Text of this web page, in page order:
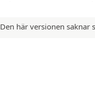
Den här versionen